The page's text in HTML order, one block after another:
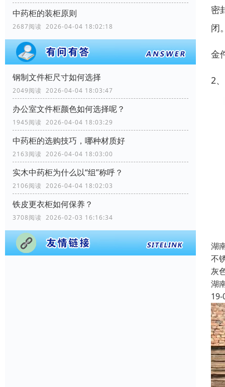
中药柜的装柜原则
2687阅读 2026-04-04 18:02:18
钢制文件柜尺寸如何选择
2049阅读 2026-04-04 18:03:47
办公室文件柜颜色如何选择呢？
1945阅读 2026-04-04 18:03:29
中药柜的选购技巧，哪种材质好
2163阅读 2026-04-04 18:03:00
实木中药柜为什么以“组”称呼？
2106阅读 2026-04-04 18:02:03
铁皮更衣柜如何保养？
3708阅读 2026-02-03 16:16:34
密
闭
金
2
湖
不
灰
湖
19-